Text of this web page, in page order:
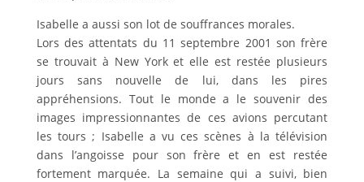
Isabelle a aussi son lot de souffrances morales.
Lors des attentats du 11 septembre 2001 son frère
se trouvait à New York et elle est restée plusieurs
jours sans nouvelle de lui, dans les pires
appréhensions. Tout le monde a le souvenir des
images impressionnantes de ces avions percutant
les tours ; Isabelle a vu ces scènes à la télévision
dans l’angoisse pour son frère et en est restée
fortement marquée. La semaine qui a suivi, bien